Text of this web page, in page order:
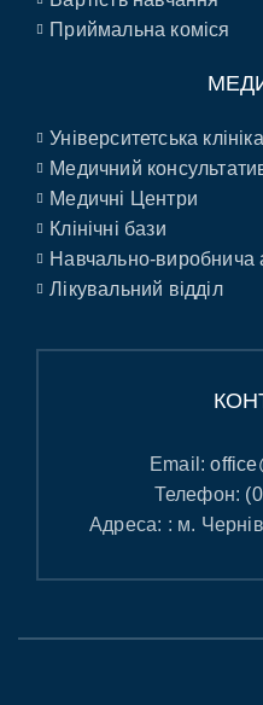
Приймальна коміся
Університетська клініка
Медичний
Медичні Центри
Клінічні бази
Навчально-виробнича
Лікувальний відділ
Email:
Телефон:
Адреса: : м.